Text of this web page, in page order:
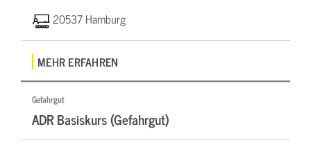
20537 Hamburg
MEHR ERFAHREN
Gefahrgut
ADR Basiskurs (Gefahrgut)